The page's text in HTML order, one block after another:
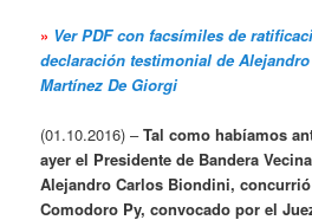
» Ver PDF con facsímiles de
declaración testimonial de
Martínez De Giorgi
(01.10.2016) –Tal como habíamos
ayer el Presidente de Bandera
Alejandro Carlos Biondini,
Comodoro Py, convocado por el